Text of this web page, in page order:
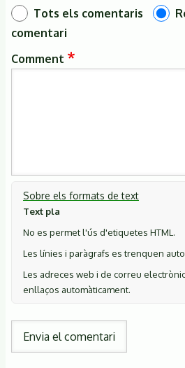
Tots els comentaris
comentari
Comment
Sobre els formats de text
Text pla
No es permet l'ús d'etiquetes HTML.
Les línies i paràgrafs es trenquen
Les adreces web i de correu
enllaços automàticament.